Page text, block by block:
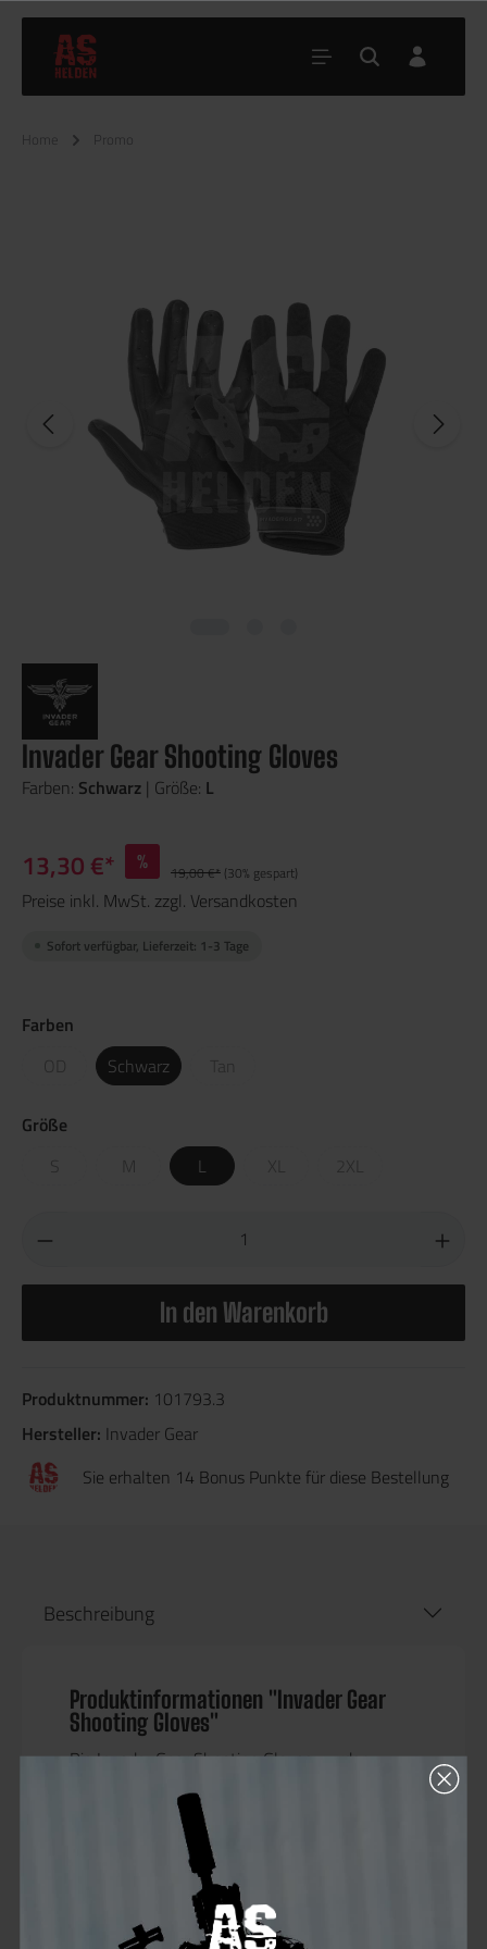
Home Promo
Invader Gear Shooting Gloves
Farben: Schwarz | Größe: L
13,30 €* % 19,00 €* (30% gespart)
Preise inkl. MwSt. zzgl. Versandkosten
Sofort verfügbar, Lieferzeit: 1-3 Tage
Farben
OD
Schwarz
Größe
M L XL 2XL
In den Warenkorb
Produktnummer: 101793.3
Hersteller: Invader Gear
Sie erhalten 14 Bonus Punkte für diese Bestellung
Beschreibung
Produktinformationen "Invader Gear
Shooting Gloves"
DieInvader Gear Shooting Gloveswurden
Nutzers einen zuverlässigen, robusten Schutz
zu bieten, ohne dabei das wichtige
Feinfühlvermögen
einzuschränken. Sie
bestehen aus einer hochwertigen
Materialkombination aus29 % Leder, 53 %
Polyamid und 18 % Polyester, die eine optimale